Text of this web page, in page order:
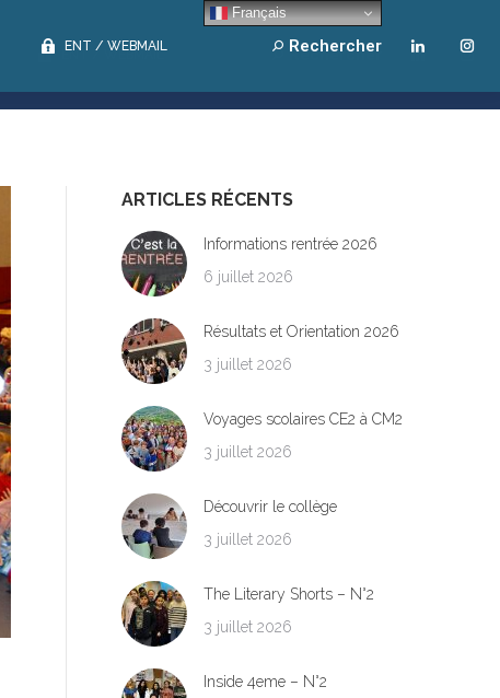
ENT / WEBMAIL Search:
Rechercher
ARTICLES RÉCENTS
Informations rentrée 2026
6 juillet 2026
Résultats et Orientation 2026
3 juillet 2026
Voyages scolaires CE2 à CM2
3 juillet 2026
Découvrir le collège
3 juillet 2026
The Literary Shorts – N°2
3 juillet 2026
Inside 4eme – N°2
Français
ENT / WEBMAIL Search:
Rechercher